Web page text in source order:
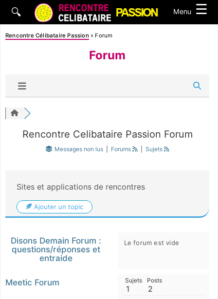
🔍 Menu ☰
Rencontre Célibataire Passion » Forum
Forum
Rencontre Celibataire Passion Forum
Messages non lus Forums Sujets
Sites et applications de rencontres
Ajouter un topic
Disons Demain Forum :
questions/réponses et
entraide
Le forum est vide
Meetic Forum Sujets
1
Posts
2